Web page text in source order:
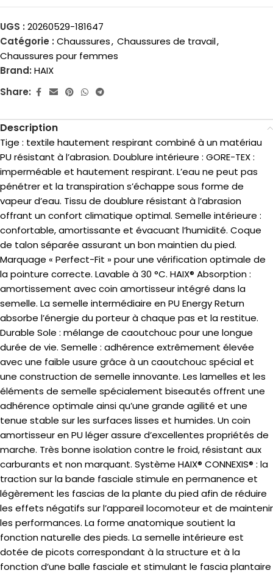
UGS : 20260529-181647
Catégorie : Chaussures, Chaussures de travail,
Chaussures pour femmes
Brand: HAIX
Share:
Description
Tige : textile hautement respirant combiné à un matériau
PU résistant à l’abrasion. Doublure intérieure : GORE-TEX :
imperméable et hautement respirant. L’eau ne peut pas
pénétrer et la transpiration s’échappe sous forme de
vapeur d’eau. Tissu de doublure résistant à l’abrasion
offrant un confort climatique optimal. Semelle intérieure :
confortable, amortissante et évacuant l’humidité. Coque
de talon séparée assurant un bon maintien du pied.
Marquage « Perfect-Fit » pour une vérification optimale de
la pointure correcte. Lavable à 30 °C. HAIX® Absorption :
amortissement avec coin amortisseur intégré dans la
semelle. La semelle intermédiaire en PU Energy Return
absorbe l’énergie du porteur à chaque pas et la restitue.
Durable Sole : mélange de caoutchouc pour une longue
durée de vie. Semelle : adhérence extrêmement élevée
avec une faible usure grâce à un caoutchouc spécial et
une construction de semelle innovante. Les lamelles et les
éléments de semelle spécialement biseautés offrent une
adhérence optimale ainsi qu’une grande agilité et une
tenue stable sur les surfaces lisses et humides. Un coin
amortisseur en PU léger assure d’excellentes propriétés de
marche. Très bonne isolation contre le froid, résistant aux
carburants et non marquant. Système HAIX® CONNEXIS® : la
traction sur la bande fasciale stimule en permanence et
légèrement les fascias de la plante du pied afin de réduire
les effets négatifs sur l’appareil locomoteur et de maintenir
les performances. La forme anatomique soutient la
fonction naturelle des pieds. La semelle intérieure est
dotée de picots correspondant à la structure et à la
fonction d’une balle fasciale et stimulant le fascia plantaire